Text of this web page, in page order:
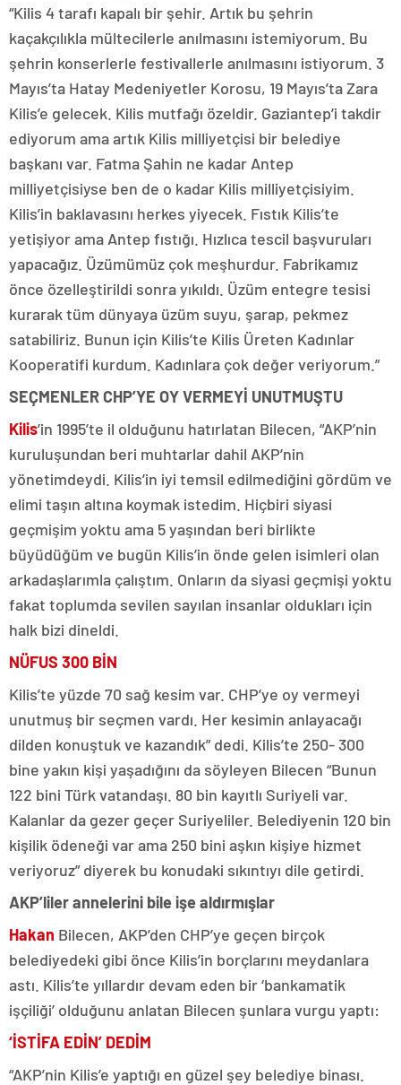
“Kilis 4 tarafı kapalı bir şehir. Artık bu şehrin
kaçakçılıkla mültecilerle anılmasını istemiyorum. Bu
şehrin konserlerle festivallerle anılmasını istiyorum. 3
Mayıs’ta Hatay Medeniyetler Korosu, 19 Mayıs’ta Zara
Kilis’e gelecek. Kilis mutfağı özeldir. Gaziantep’i takdir
ediyorum ama artık Kilis milliyetçisi bir belediye
başkanı var. Fatma Şahin ne kadar Antep
milliyetçisiyse ben de o kadar Kilis milliyetçisiyim.
Kilis’in baklavasını herkes yiyecek. Fıstık Kilis’te
yetişiyor ama Antep fıstığı. Hızlıca tescil başvuruları
yapacağız. Üzümümüz çok meşhurdur. Fabrikamız
önce özelleştirildi sonra yıkıldı. Üzüm entegre tesisi
kurarak tüm dünyaya üzüm suyu, şarap, pekmez
satabiliriz. Bunun için Kilis’te Kilis Üreten Kadınlar
Kooperatifi kurdum. Kadınlara çok değer veriyorum.”
SEÇMENLER CHP’YE OY VERMEYİ UNUTMUŞTU
Kilis’in 1995’te il olduğunu hatırlatan Bilecen, “AKP’nin
kuruluşundan beri muhtarlar dahil AKP’nin
yönetimdeydi. Kilis’in iyi temsil edilmediğini gördüm ve
elimi taşın altına koymak istedim. Hiçbiri siyasi
geçmişim yoktu ama 5 yaşından beri birlikte
büyüdüğüm ve bugün Kilis’in önde gelen isimleri olan
arkadaşlarımla çalıştım. Onların da siyasi geçmişi yoktu
fakat toplumda sevilen sayılan insanlar oldukları için
halk bizi dineldi.
NÜFUS 300 BİN
Kilis’te yüzde 70 sağ kesim var. CHP’ye oy vermeyi
unutmuş bir seçmen vardı. Her kesimin anlayacağı
dilden konuştuk ve kazandık” dedi. Kilis’te 250- 300
bine yakın kişi yaşadığını da söyleyen Bilecen “Bunun
122 bini Türk vatandaşı. 80 bin kayıtlı Suriyeli var.
Kalanlar da gezer geçer Suriyeliler. Belediyenin 120 bin
kişilik ödeneği var ama 250 bini aşkın kişiye hizmet
veriyoruz” diyerek bu konudaki sıkıntıyı dile getirdi.
AKP’liler annelerini bile işe aldırmışlar
Hakan Bilecen, AKP’den CHP’ye geçen birçok
belediyedeki gibi önce Kilis’in borçlarını meydanlara
astı. Kilis’te yıllardır devam eden bir ‘bankamatik
işçiliği’ olduğunu anlatan Bilecen şunlara vurgu yaptı:
‘İSTİFA EDİN’ DEDİM
“AKP’nin Kilis’e yaptığı en güzel şey belediye binası.